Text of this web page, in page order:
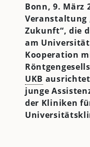
Bonn, 9. März
Veranstaltung
Zukunft“, die
am
Kooperation
UKB
junge
der Kliniken